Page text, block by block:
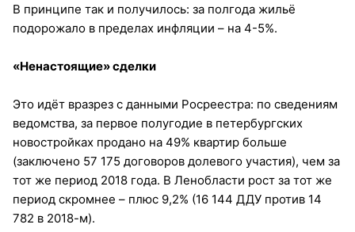
В принципе так и получилось: за полгода жильё
подорожало в пределах инфляции – на 4-5%.
«Ненастоящие» сделки
Это идёт вразрез с данными Росреестра: по сведениям
ведомства, за первое полугодие в петербургских
новостройках продано на 49% квартир больше
(заключено 57 175 договоров долевого участия), чем за
тот же период 2018 года. В Ленобласти рост за тот же
период скромнее – плюс 9,2% (16 144 ДДУ против 14
782 в 2018-м).